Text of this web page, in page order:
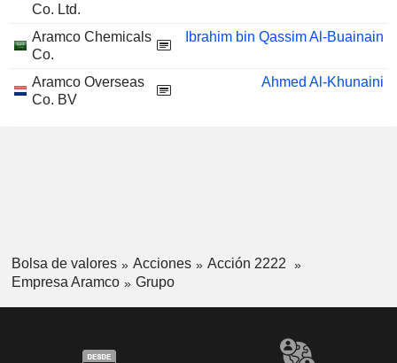
Co. Ltd.
Aramco Chemicals
Co.
Ibrahim bin Qassim Al-Buainain
Aramco Overseas
Co. BV
Ahmed Al-Khunaini
Bolsa de valores Acciones
Acción 2222
Empresa Aramco
Grupo